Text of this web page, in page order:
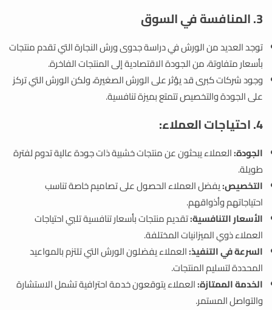
3. المنافسة في السوق
توجد العديد من الورش في دراسة جدوى ورش النجارة التي تقدم منتجات
بأسعار متفاوتة، من الجودة الاقتصادية إلى المنتجات الفاخرة.
وجود شركات كبرى قد يؤثر على الورش الصغيرة، ولكن الورش التي تركز
على الجودة والتخصيص تتمتع بميزة تنافسية.
4. احتياجات العملاء:
الجودة:العملاء يبحثون عن منتجات خشبية ذات جودة عالية تدوم لفترة
طويلة.
التخصيص:يفضل العملاء الحصول على تصاميم خاصة تناسب
احتياجاتهم وأذواقهم.
الأسعار التنافسية:تقديم منتجات بأسعار تنافسية تلبي احتياجات
العملاء ذوي الميزانيات المختلفة.
السرعة في التنفيذ:العملاء يفضلون الورش التي تلتزم بالمواعيد
المحددة لتسليم المنتجات.
الخدمة الممتازة:العملاء يتوقعون خدمة احترافية تشمل الاستشارة
والتواصل المستمر.